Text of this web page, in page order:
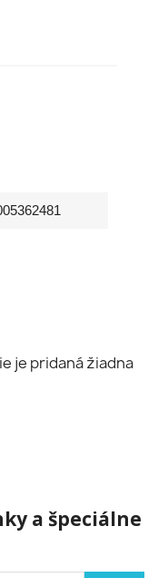
je pridaná žiadna
a špeciálne